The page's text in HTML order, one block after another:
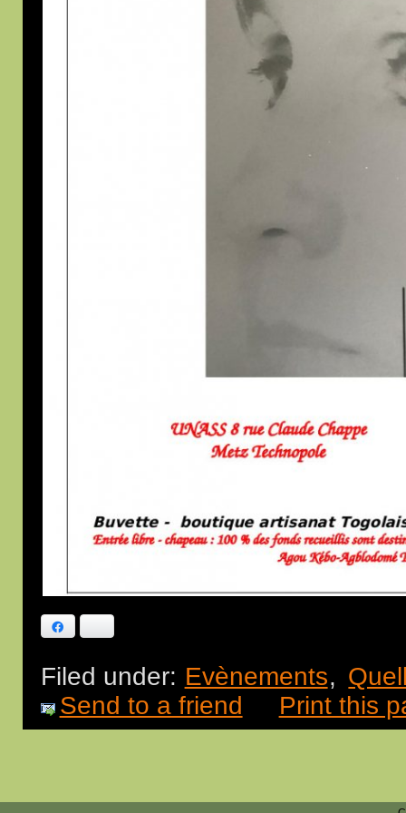
Filed under: Evènements,
Send to a friend
Print this